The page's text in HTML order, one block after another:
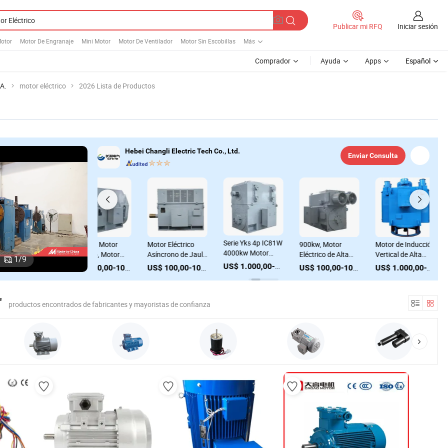
Motor De Engranaje Mini Motor Motor De Ventilador Motor Sin Escobillas Más
Publicar mi RFQ Iniciar sesión
Comprador Ayuda Apps Español
motor eléctrico 2026 Lista de Productos
1/9
Hebei Changli Electric Tech Co., Ltd.
Enviar Consulta
US$ 100,00-100.000,00
Serie Yks 4p IC81W
4000kw Motor
Eléctrico Hv
(Marco 630) 6.6kv
900kw, Motor
Eléctrico de Alta
Tensión VFD para
Molino, Yspkk-560-
Velocidad
US$ 100,00-100.000,00
Motor de Inducción
Vertical de Alta
Tensión, V1,
Ylkk355-4-200kw,
US$ 1.000,00-100.000,00
10000V Motor
Eléctrico, 355kw
hasta 20MW
US$ 100,00-100.000,00
1000kw, 4p, 3.3kv
Motor de Inducción
Compacto de Alta
Tensión para
Ardillas
US$ 100,00-100.000,00
1400kw,
Enfriamiento
Alta Tensión
Ventilador,
productos encontrados de fabricantes y mayoristas de confianza